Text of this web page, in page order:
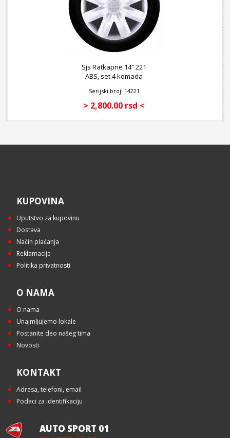
Sjs Ratkapne 14″ 221
ABS, set 4 komada
Serijski broj: 14221
> 2,800.00 rsd <
KUPOVINA
Uputstvo za kupovinu
Dostava
Način plaćanja
Reklamacije
Politika privatnosti
O NAMA
O nama
Unajmljujemo lokale
Postanite deo našeg tima
Novosti
KONTAKT
Adresa, telefoni, email
Podaci za identifikaciju
AUTO SPORT 01